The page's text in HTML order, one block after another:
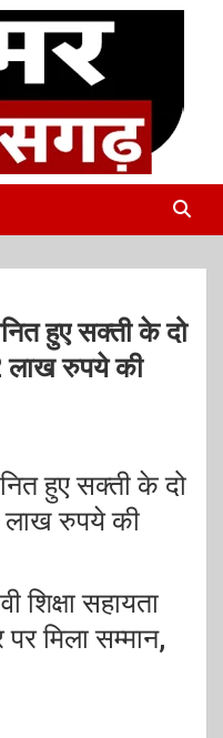
हुए सक्ती के दो
2 लाख रुपये की
हुए सक्ती के दो
2 लाख रुपये की
शिक्षा सहायता
मिला सम्मान,